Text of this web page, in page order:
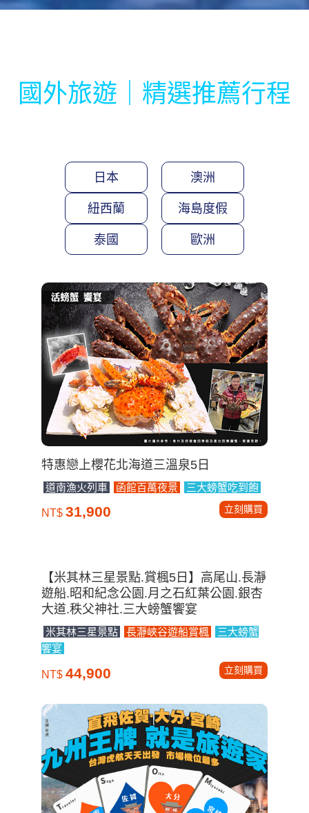
國外旅遊｜精選推薦行程
日本 澳洲
紐西蘭 海島度假
泰國 歐洲
特惠戀上櫻花北海道三溫泉5日
道南漁火列車 函館百萬夜景 三大螃蟹吃到飽
NT$ 31,900 立刻購買
【米其林三星景點.賞楓5日】高尾山.長瀞
遊船.昭和紀念公園.月之石紅葉公園.銀杏
大道.秩父神社.三大螃蟹饗宴
米其林三星景點 長瀞峽谷遊船賞楓
三大螃蟹
饗宴
NT$ 44,900 立刻購買